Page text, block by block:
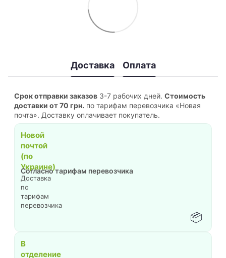
Доставка Оплата
Срок отправки заказов 3-7 рабочих дней. Стоимость
доставки от 70 грн. по тарифам перевозчика «Новая
почта». Доставку оплачивает покупатель.
📦
Новой
почтой
(по
Украине)
Доставка
по
тарифам
перевозчика
Согласно тарифам перевозчика
В
отделение